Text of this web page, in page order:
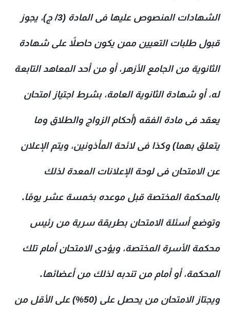
الشهادات المنصوص عليها فى المادة (3/ ج)، يجوز
قبول طلبات التعيين ممن يكون حاصلاً على شهادة
الثانوية من الجامع الأزهر، أو من أحد المعاهد التابعة
له، أو شهادة الثانوية العامة، بشرط اجتياز امتحان
يعقد فى مادة الفقه (أحكام الزواج والطلاق وما
يتعلق بهما) وكذا فى لائحة المأذونين، ويتم الإعلان
عن الامتحان فى لوحة الإعلانات المعدة لذلك
بالمحكمة المختصة قبل موعده بخمسة عشر يومًا.
وتوضع أسئلة الامتحان بطريقة سرية من رئيس
محكمة الأسرة المختصة، ويؤدى الامتحان أمام تلك
المحكمة، أو أمام من تندبه لذلك من أعضائها.
ويجتاز الامتحان من يحصل على (50%) على الأقل من